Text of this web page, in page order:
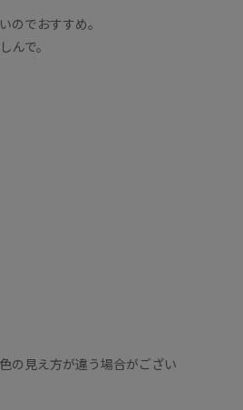
のでおすすめ。
んで。
の見え方が違う場合がござい